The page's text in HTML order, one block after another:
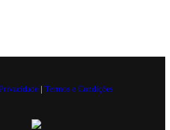
| Termos e Condições